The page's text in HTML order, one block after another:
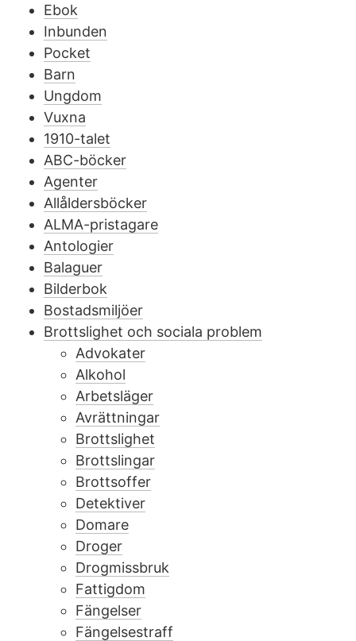
Ebok
Inbunden
Pocket
Barn
Ungdom
Vuxna
1910-talet
ABC-böcker
Agenter
Allåldersböcker
ALMA-pristagare
Antologier
Balaguer
Bilderbok
Bostadsmiljöer
Brottslighet och sociala problem
Advokater
Alkohol
Arbetsläger
Avrättningar
Brottslighet
Brottslingar
Brottsoffer
Detektiver
Domare
Droger
Drogmissbruk
Fattigdom
Fängelser
Fängelsestraff